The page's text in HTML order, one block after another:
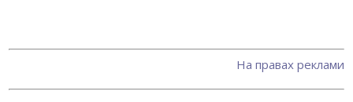
На правах реклами